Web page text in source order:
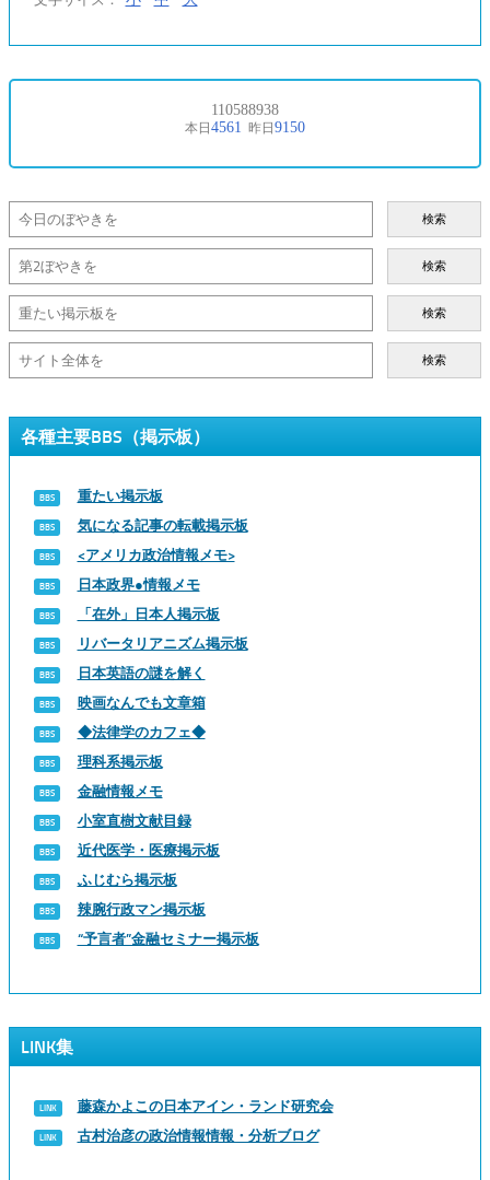
検索
検索
検索
検索
各種主要BBS（掲示板）
重たい掲示板
気になる記事の転載掲示板
<アメリカ政治情報メモ>
日本政界●情報メモ
「在外」日本人掲示板
リバータリアニズム掲示板
日本英語の謎を解く
映画なんでも文章箱
◆法律学のカフェ◆
理科系掲示板
金融情報メモ
小室直樹文献目録
近代医学・医療掲示板
ふじむら掲示板
辣腕行政マン掲示板
“予言者”金融セミナー掲示板
LINK集
藤森かよこの日本アイン・ランド研究会
古村治彦の政治情報情報・分析ブログ